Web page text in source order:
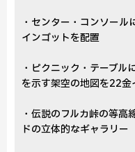
・センター・コンソー
インゴットを配置
・ピクニック・テーブ
を示す架空の地図を22金
・伝説のフルカ峠の等
ドの立体的なギャラリー